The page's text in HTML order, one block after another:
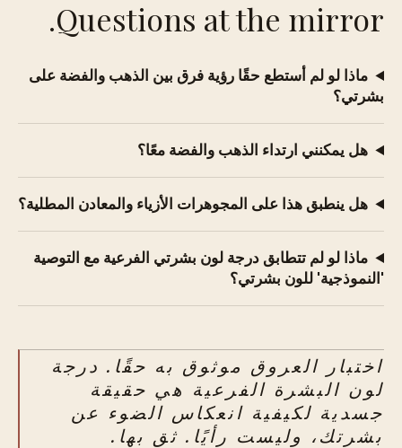
Questions at the mirror.
ماذا لو لم أستطع حقًا رؤية فرق بين الذهب والفضة على
بشرتي؟
هل يمكنني ارتداء الذهب والفضة معًا؟
هل ينطبق هذا على المجوهرات الأزياء والمعادن المطلية؟
ماذا لو لم تتطابق درجة لون بشرتي الفرعية مع التوصية
'النموذجية' للون بشرتي؟
اختبار العروق موثوق به حقًا. درجة
لون البشرة الفرعية هي حقيقة
جسدية لكيفية انعكاس الضوء عن
بشرتك، وليست رأيًا. ثق بها.